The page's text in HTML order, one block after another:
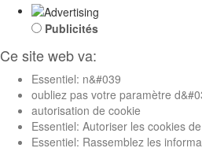
Publicités
Ce site web va:
Essentiel: n&#039
oubliez pas votre paramètre
autorisation de cookie
Essentiel: Autoriser les cookies
Essentiel: Rassemblez les